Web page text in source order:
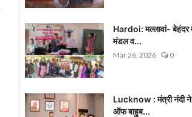
Hardoi: मल्लावां- बेहंदर
मंडल व...
Mar 26, 2026 0
Lucknow : मंत्री नंदी
ऑफ बाहुब...